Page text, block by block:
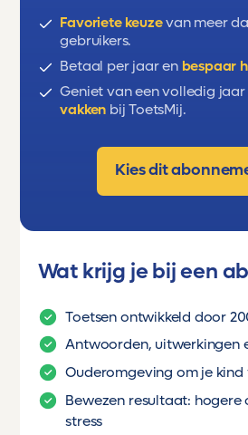
Favoriete keuzevan meer
gebruikers.
Betaal per jaar en bespaar
Geniet van een volledig jaar
vakken bij ToetsMij.
Kies dit
Wat krijg je bij een
Toetsen ontwikkeld door
Antwoorden, uitwerkingen
Ouderomgeving om je
Bewezen resultaat: hogere
stress